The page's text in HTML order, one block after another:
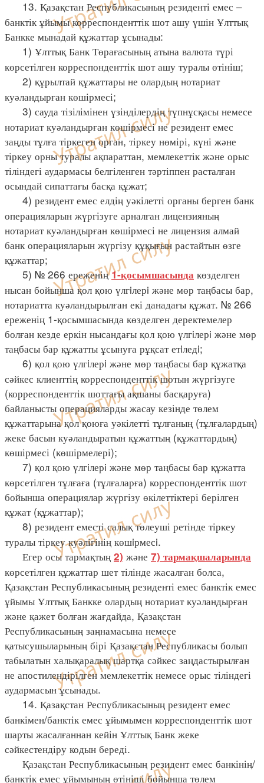
13. Қазақстан Республикасының резиденті емес –
банктік ұйымы корреспонденттік шот ашу үшін Ұлттық
Банкке мынадай құжаттар ұсынады:
1) Ұлттық Банк Төрағасының атына валюта түрі
көрсетілген корреспонденттік шот ашу туралы өтініш;
2) құрылтай құжаттары не олардың нотариат
куәландырған көшірмесі;
3) сауда тізілімінен үзінділердің түпнұсқасы немесе
нотариат куәландырған көшірмесі не резидент емес
заңды тұлға тіркеген орган, тіркеу нөмірі, күні және
тіркеу орны туралы ақпараттан, мемлекеттік және орыс
тіліндегі аудармасы белгіленген тәртіппен расталған
осындай сипаттағы басқа құжат;
4) резидент емес елдің уәкілетті органы берген банк
операцияларын жүргізуге арналған лицензияның
нотариат куәландырған көшірмесі не лицензия алмай
банк операцияларын жүргізу құқығын растайтын өзге
құжаттар;
5) № 266 ереженің1-қосымшасында көзделген
нысан бойынша қол қою үлгiлерi және мөр таңбасы бар,
нотариатта куәландырылған екі данадағы құжат. № 266
ереженің 1-қосымшасында көзделген деректемелер
болған кезде еркін нысандағы қол қою үлгiлерi және мөр
таңбасы бар құжатты ұсынуға рұқсат етiледi;
6) қол қою үлгiлерi және мөр таңбасы бар құжатқа
сәйкес клиенттің корреспонденттік шотын жүргізуге
(корреспонденттік шоттағы ақшаны басқаруға)
байланысты операцияларды жасау кезінде төлем
құжаттарына қол қоюға уәкілетті тұлғаның (тұлғалардың)
жеке басын куәландыратын құжаттың (құжаттардың)
көшірмесі (көшірмелері);
7) қол қою үлгiлерi және мөр таңбасы бар құжатта
көрсетілген тұлғаға (тұлғаларға) корреспонденттік шот
бойынша операциялар жүргізу өкілеттіктері берілген
құжат (құжаттар);
8) резидент еместі салық төлеуші ретінде тіркеу
туралы тіркеу куәлігінің көшiрмесi.
Егер осы тармақтың 2) және 7) тармақшаларында
көрсетілген құжаттар шет тілінде жасалған болса,
Қазақстан Республикасының резиденті емес банктік емес
ұйымы Ұлттық Банкке олардың нотариат куәландырған
және қажет болған жағдайда, Қазақстан
Республикасының заңнамасына немесе
қатысушыларының бірі Қазақстан Республикасы болып
табылатын халықаралық шартқа сәйкес заңдастырылған
не апостилендірілген мемлекеттік немесе орыс тіліндегі
аудармасын ұсынады.
14. Қазақстан Республикасының резидент емес
банкімен/банктік емес ұйымымен корреспонденттік шот
шарты жасалғаннан кейін Ұлттық Банк жеке
сәйкестендіру кодын береді.
Қазақстан Республикасының резидент емес банкінің/
банктік емес ұйымының өтініші бойынша төлем